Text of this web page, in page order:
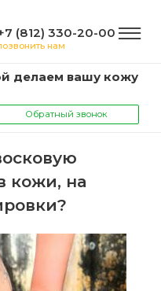
(812) 330-20-00
нам
делаем вашу кожу
Обратный звонок
кожи, на